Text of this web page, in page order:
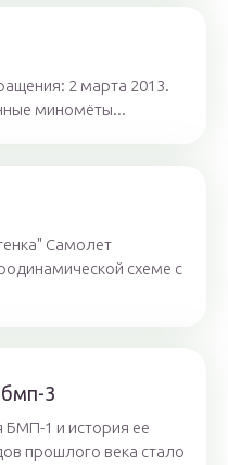
2 марта 2013.
миномёты...
Самолет
схеме с
3
1 и история ее
прошлого века стало